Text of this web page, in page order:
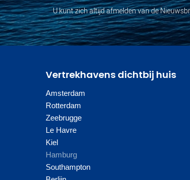
U kunt zich altijd afmelden van de
Vertrekhavens dichtbij huis
Amsterdam
Rotterdam
Zeebrugge
Le Havre
Kiel
Hamburg
Southampton